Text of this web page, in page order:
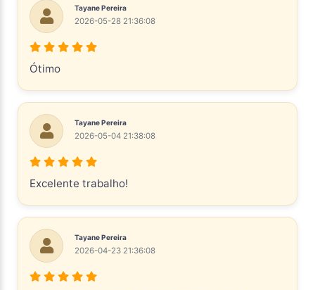
Tayane Pereira
2026-05-28 21:36:08
Ótimo
Tayane Pereira
2026-05-04 21:38:08
Excelente trabalho!
Tayane Pereira
2026-04-23 21:36:08